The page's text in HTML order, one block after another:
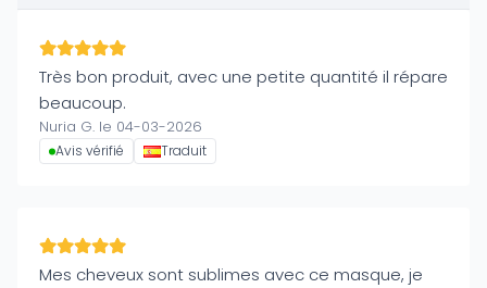
Très bon produit, avec une petite quantité il répare
beaucoup.
Nuria G. le 04-03-2026
Avis vérifié Traduit
Mes cheveux sont sublimes avec ce masque, je